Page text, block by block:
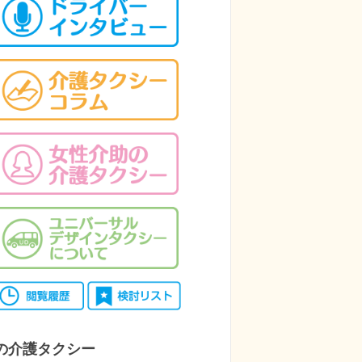
介護タクシー